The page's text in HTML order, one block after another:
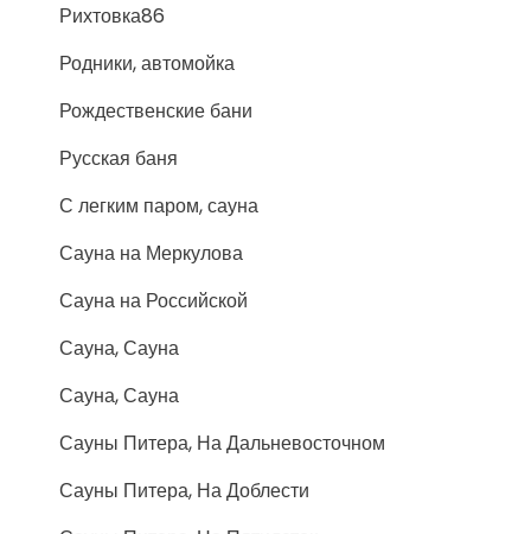
Рихтовка86
Родники, автомойка
Рождественские бани
Русская баня
С легким паром, сауна
Сауна на Меркулова
Сауна на Российской
Сауна, Сауна
Сауна, Сауна
Сауны Питера, На Дальневосточном
Сауны Питера, На Доблести